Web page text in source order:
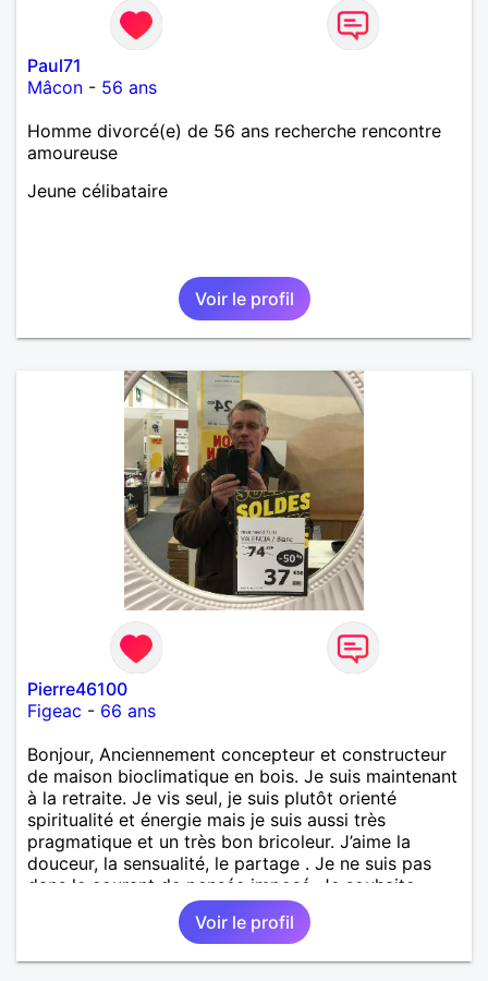
Paul71
Mâcon - 56 ans
Homme divorcé(e) de 56 ans recherche rencontre
amoureuse
Jeune célibataire
Voir le profil
Pierre46100
Figeac - 66 ans
Bonjour, Anciennement concepteur et constructeur
de maison bioclimatique en bois. Je suis maintenant
à la retraite. Je vis seul, je suis plutôt orienté
spiritualité et énergie mais je suis aussi très
pragmatique et un très bon bricoleur. J’aime la
douceur, la sensualité, le partage . Je ne suis pas
dans le courant de pensée imposé. Je souhaite
rencontrer une personne pour partager,
expérimenté, découvrir ensemble et se soutenir
mutuellement pour devenir le meilleur de soi-même
Voir le profil